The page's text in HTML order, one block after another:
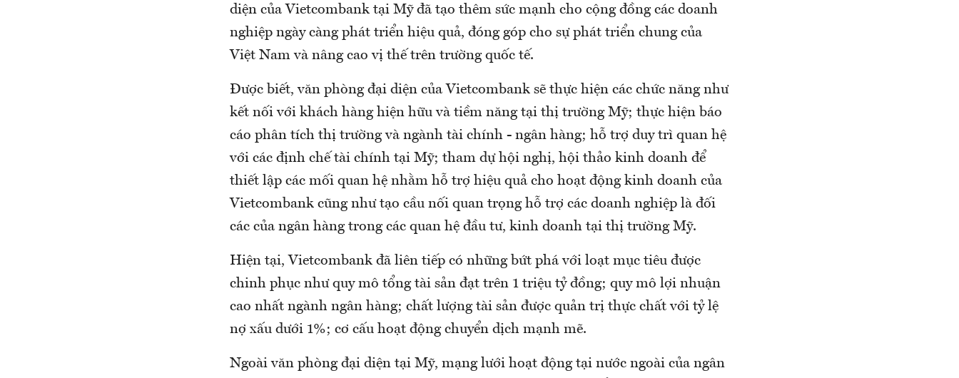
diện của Vietcombank tại Mỹ đã tạo thêm sức mạnh cho cộng đồng các doanh
nghiệp ngày càng phát triển hiệu quả, đóng góp cho sự phát triển chung của
Việt Nam và nâng cao vị thế trên trường quốc tế.
Được biết, văn phòng đại diện của Vietcombank sẽ thực hiện các chức năng như
kết nối với khách hàng hiện hữu và tiềm năng tại thị trường Mỹ; thực hiện báo
cáo phân tích thị trường và ngành tài chính - ngân hàng; hỗ trợ duy trì quan hệ
với các định chế tài chính tại Mỹ; tham dự hội nghị, hội thảo kinh doanh để
thiết lập các mối quan hệ nhằm hỗ trợ hiệu quả cho hoạt động kinh doanh của
Vietcombank cũng như tạo cầu nối quan trọng hỗ trợ các doanh nghiệp là đối
các của ngân hàng trong các quan hệ đầu tư, kinh doanh tại thị trường Mỹ.
Hiện tại, Vietcombank đã liên tiếp có những bứt phá với loạt mục tiêu được
chinh phục như quy mô tổng tài sản đạt trên 1 triệu tỷ đồng; quy mô lợi nhuận
cao nhất ngành ngân hàng; chất lượng tài sản được quản trị thực chất với tỷ lệ
nợ xấu dưới 1%; cơ cấu hoạt động chuyển dịch mạnh mẽ.
Ngoài văn phòng đại diện tại Mỹ, mạng lưới hoạt động tại nước ngoài của ngân